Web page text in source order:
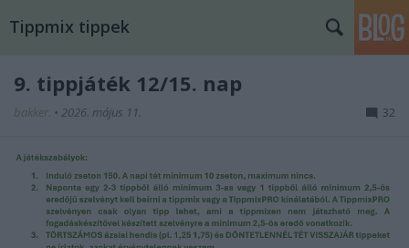
Tippmix tippek
9. tippjáték 12/15. nap
bakker. • 2026. május 11. 32